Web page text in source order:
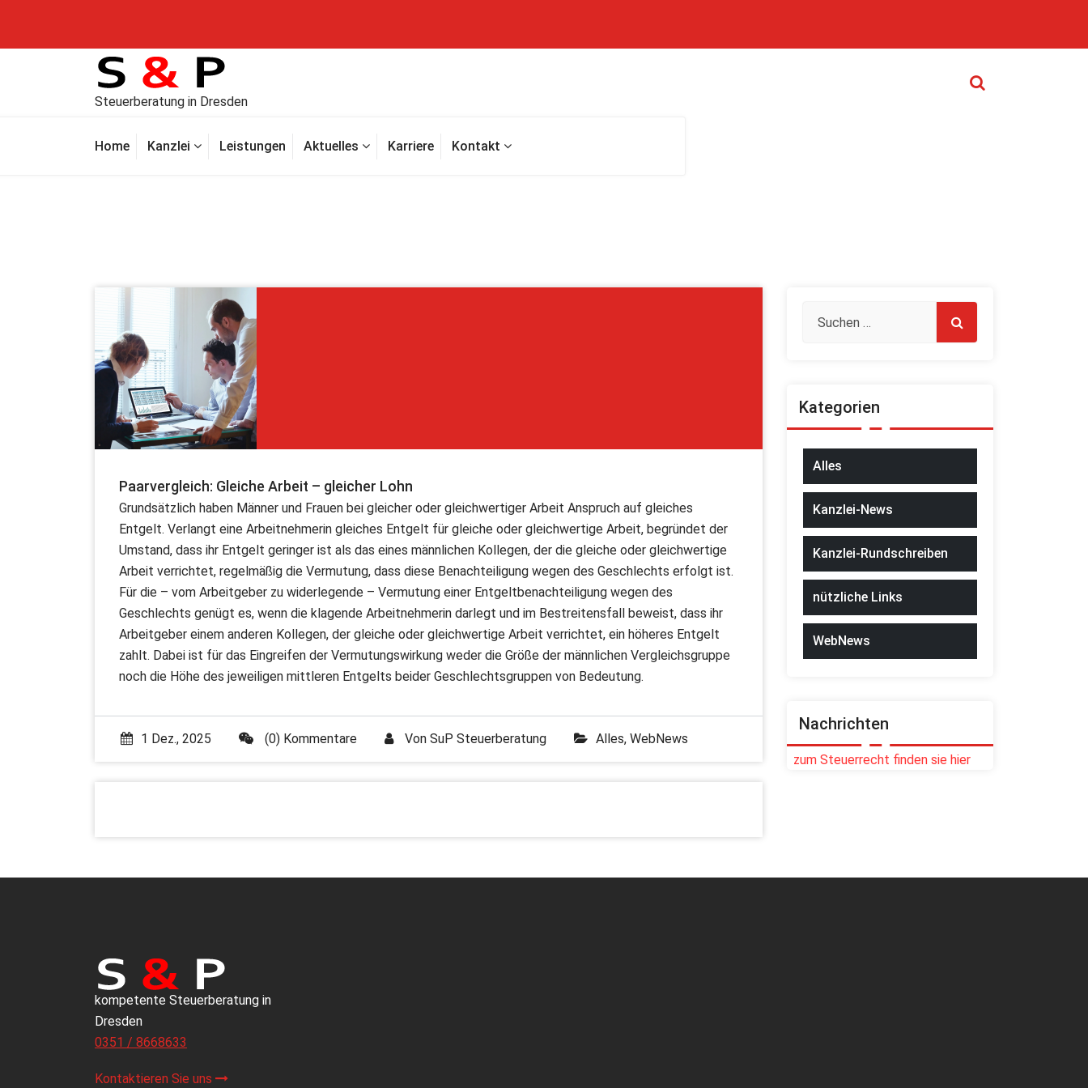
Steuerberatung in Dresden
Home Kanzlei Leistungen Aktuelles Karriere Kontakt
Paarvergleich: Gleiche Arbeit – gleicher Lohn
Grundsätzlich haben Männer und Frauen bei gleicher oder gleichwertiger Arbeit Anspruch auf gleiches
Entgelt. Verlangt eine Arbeitnehmerin gleiches Entgelt für gleiche oder gleichwertige Arbeit, begründet der
Umstand, dass ihr Entgelt geringer ist als das eines männlichen Kollegen, der die gleiche oder gleichwertige
Arbeit verrichtet, regelmäßig die Vermutung, dass diese Benachteiligung wegen des Geschlechts erfolgt ist.
Für die – vom Arbeitgeber zu widerlegende – Vermutung einer Entgeltbenachteiligung wegen des
Geschlechts genügt es, wenn die klagende Arbeitnehmerin darlegt und im Bestreitensfall beweist, dass ihr
Arbeitgeber einem anderen Kollegen, der gleiche oder gleichwertige Arbeit verrichtet, ein höheres Entgelt
zahlt. Dabei ist für das Eingreifen der Vermutungswirkung weder die Größe der männlichen Vergleichsgruppe
noch die Höhe des jeweiligen mittleren Entgelts beider Geschlechtsgruppen von Bedeutung.
1 Dez., 2025 (0) Kommentare Von SuP Steuerberatung Alles, WebNews
Kategorien
Alles
Kanzlei-News
Kanzlei-Rundschreiben
nützliche Links
WebNews
Nachrichten
zum Steuerrecht finden sie hier
kompetente Steuerberatung in
Dresden
0351 / 8668633
Kontaktieren Sie uns